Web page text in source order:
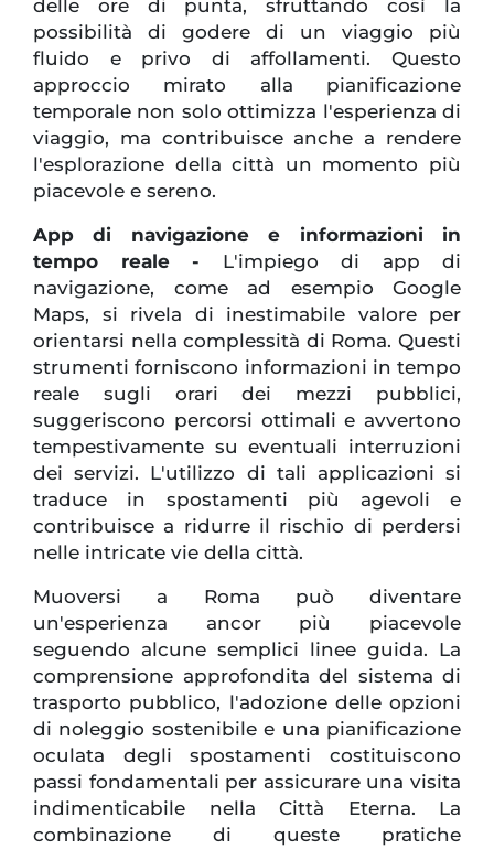
delle ore di punta, sfruttando così la
possibilità di godere di un viaggio più
fluido e privo di affollamenti. Questo
approccio mirato alla pianificazione
temporale non solo ottimizza l'esperienza di
viaggio, ma contribuisce anche a rendere
l'esplorazione della città un momento più
piacevole e sereno.
App di navigazione e informazioni in
tempo reale - L'impiego di app di
navigazione, come ad esempio Google
Maps, si rivela di inestimabile valore per
orientarsi nella complessità di Roma. Questi
strumenti forniscono informazioni in tempo
reale sugli orari dei mezzi pubblici,
suggeriscono percorsi ottimali e avvertono
tempestivamente su eventuali interruzioni
dei servizi. L'utilizzo di tali applicazioni si
traduce in spostamenti più agevoli e
contribuisce a ridurre il rischio di perdersi
nelle intricate vie della città.
Muoversi a Roma può diventare
un'esperienza ancor più piacevole
seguendo alcune semplici linee guida. La
comprensione approfondita del sistema di
trasporto pubblico, l'adozione delle opzioni
di noleggio sostenibile e una pianificazione
oculata degli spostamenti costituiscono
passi fondamentali per assicurare una visita
indimenticabile nella Città Eterna. La
combinazione di queste pratiche